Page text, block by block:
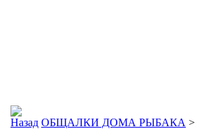
ОБЩАЛКИ ДОМА РЫБАКА >